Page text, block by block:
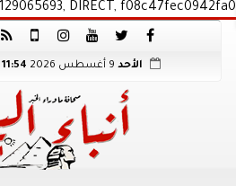
DIRECT, f08c47fec0942fa0
الأحد 11:54 صـ